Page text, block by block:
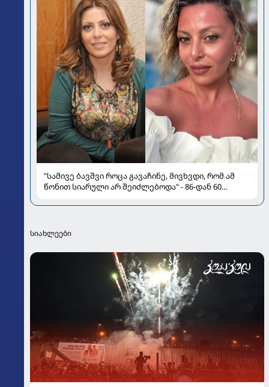
"სამივე ბავშვი როცა გავაჩინე, მივხვდი, რომ ამ
წონით სიარული არ შეიძლებოდა" - 86-დან 60
კლების გამოცდილებაზე საუბრობს
სიახლეები